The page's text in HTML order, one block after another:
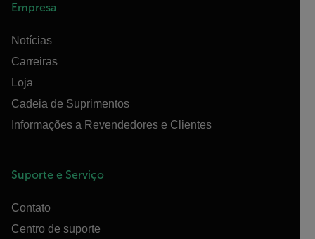
Empresa
Notícias
Carreiras
Loja
Cadeia de Suprimentos
Informações a Revendedores e Clientes
Suporte e Serviço
Contato
Centro de suporte